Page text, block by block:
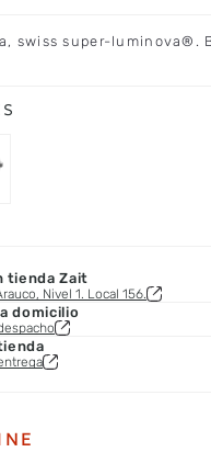
swiss super-luminova®.
tienda Zait
Nivel 1. Local 156.
domicilio